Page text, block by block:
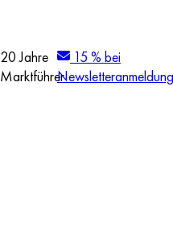
20 Jahre
Marktführer
15 % bei
Newsletteranmeldung